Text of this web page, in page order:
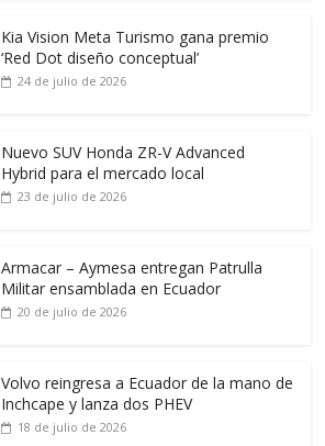
Kia Vision Meta Turismo gana premio
‘Red Dot diseño conceptual’
24 de julio de 2026
Nuevo SUV Honda ZR-V Advanced
Hybrid para el mercado local
23 de julio de 2026
Armacar – Aymesa entregan Patrulla
Militar ensamblada en Ecuador
20 de julio de 2026
Volvo reingresa a Ecuador de la mano de
Inchcape y lanza dos PHEV
18 de julio de 2026